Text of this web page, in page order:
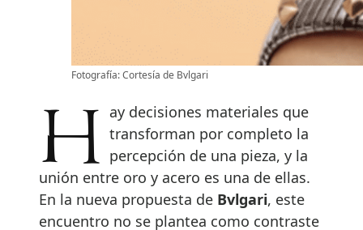
Fotografía: Cortesía de Bvlgari
Hay decisiones materiales que transforman por completo la
percepción de una pieza, y la
unión entre oro y acero es una de ellas.
En la nueva propuesta de Bvlgari, este
encuentro no se plantea como contraste